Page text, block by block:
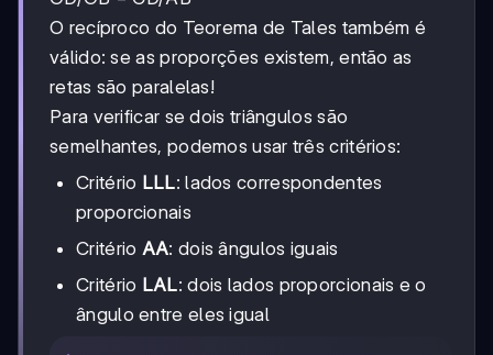
O recíproco do Teorema de Tales também é
válido: se as proporções existem, então as
retas são paralelas!
Para verificar se dois triângulos são
semelhantes, podemos usar três critérios:
Critério LLL: lados correspondentes
proporcionais
Critério AA: dois ângulos iguais
Critério LAL: dois lados proporcionais e o
ângulo entre eles igual